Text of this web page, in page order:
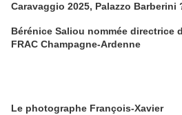
Caravaggio 2025, Palazzo Barberini
Bérénice Saliou nommée directrice
FRAC Champagne-Ardenne
Le photographe François-Xavier